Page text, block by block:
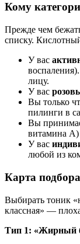
Кому
Прежде чем
списку.
У вас
лицу.
У вас
Вы только
пилинги в
Вы
витамина
У вас
любой из
Карта
Выбирать тоник
классная» —
Тип 1: «Жирный